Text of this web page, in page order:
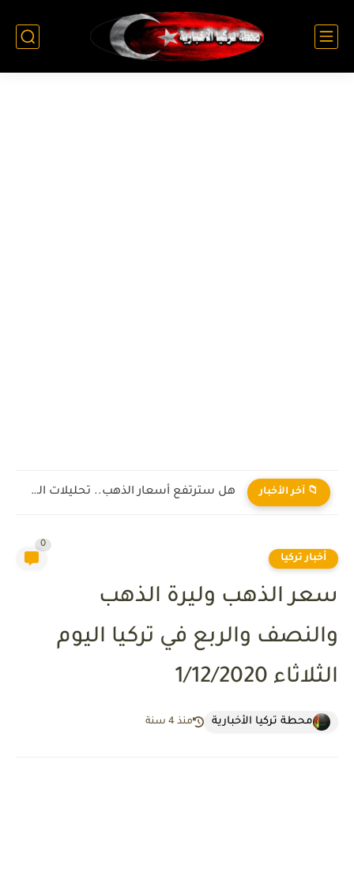
📁 آخر الأخبار رابط تسجيل زيارات الى سوريا 2025
أخبار تركيا
0
سعر الذهب وليرة الذهب
والنصف والربع في تركيا اليوم
الثلاثاء 1/12/2020
محطة تركيا الأخبارية منذ 4 سنة